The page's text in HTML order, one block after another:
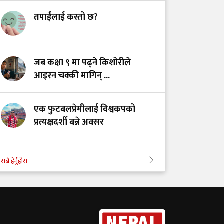
स्तनपानमैत्री कार्यस्थल
बनाऔँ
अस्तित्वको खोजीमा
नर्सिङ पेसा: साधना
देशको, सम्मान कहिले?
तपाईंलाई कस्तो छ?
जब कक्षा ९ मा पढ्ने किशोरीले
आइरन चक्की मागिन् ...
एक फुटबलप्रेमीलाई विश्वकपको
प्रत्यक्षदर्शी बन्ने अवसर
उचाइजन्य रोगको अदृश्य जोखिम
र भोलिका लागि सन्देश
सबै हेर्नुहोस